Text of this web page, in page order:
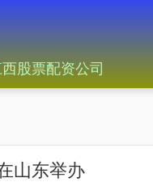
股票配资公司
山东举办